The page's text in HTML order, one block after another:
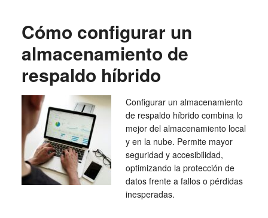
Cómo configurar un
almacenamiento de
respaldo híbrido
Configurar un almacenamiento
de respaldo híbrido combina lo
mejor del almacenamiento local
y en la nube. Permite mayor
seguridad y accesibilidad,
optimizando la protección de
datos frente a fallos o pérdidas
inesperadas.